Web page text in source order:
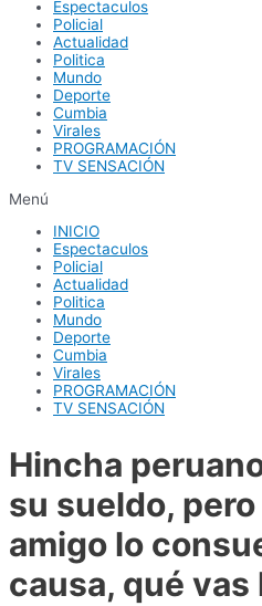
Espectaculos
Policial
Actualidad
Politica
Mundo
Deporte
Cumbia
Virales
PROGRAMACIÓN
TV SENSACIÓN
Menú
INICIO
Espectaculos
Policial
Actualidad
Politica
Mundo
Deporte
Cumbia
Virales
PROGRAMACIÓN
TV SENSACIÓN
Hincha
su sueldo,
amigo lo
causa, qué vas